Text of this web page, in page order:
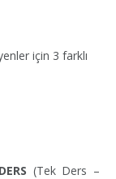
için 3 farklı
(Tek Ders –